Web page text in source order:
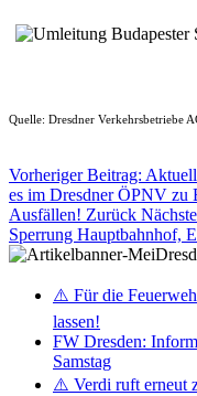
Quelle: Dresdner Verkehrsbetriebe
Vorheriger Beitrag:
es im Dresdner ÖPNV zu
Ausfällen! Zurück
Sperrung Hauptbahnhof,
⚠️ Für die
lassen!
FW Dresden:
Samstag
⚠️ Verdi ruft erneut